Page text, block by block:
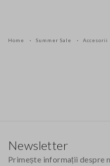
Home Summer Sale Accesorii
Newsletter
Primește informații despre